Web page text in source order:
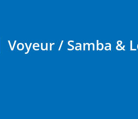
Voyeur / Samba &